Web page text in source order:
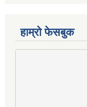
हाम्राे फेसबुक